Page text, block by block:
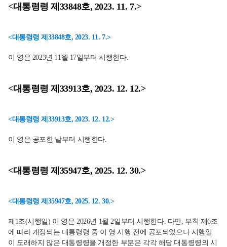
<대통령령 제33848호, 2023. 11. 7.>
<대통령령 제33848호, 2023. 11. 7.>
이 영은 2023년 11월 17일부터 시행한다.
<대통령령 제33913호, 2023. 12. 12.>
<대통령령 제33913호, 2023. 12. 12.>
이 영은 공포한 날부터 시행한다.
<대통령령 제35947호, 2025. 12. 30.>
<대통령령 제35947호, 2025. 12. 30.>
제1조(시행일) 이 영은 2026년 1월 2일부터 시행한다. 다만, 부칙 제6조
에 따라 개정되는 대통령령 중 이 영 시행 전에 공포되었으나 시행일
이 도래하지 않은 대통령령을 개정한 부분은 각각 해당 대통령령의 시